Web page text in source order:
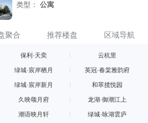
类型：公寓
聚合 推荐楼盘 区域导航
保利·天奕 云杭里
绿城·宸岸栖月 英冠·春棠雅韵府
绿城·宸岸新月 和萃揽悦园
久映颂月府 龙湖·御潮江上
潮语映月轩 绿城·咏湖雲庐